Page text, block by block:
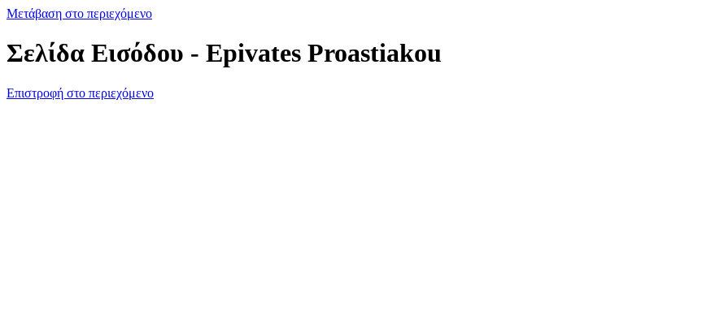
Μετάβαση στο περιεχόμενο
Σελίδα Εισόδου - Epivates Proastiakou
Επιστροφή στο περιεχόμενο